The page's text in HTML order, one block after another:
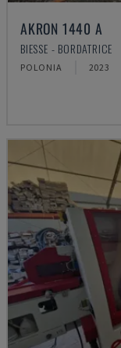
AKRON 1440 A
BIESSE - BORDATRICE
POLONIA 2023